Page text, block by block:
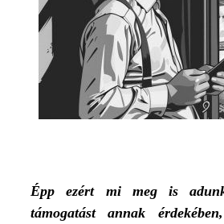
Épp ezért mi meg is
támogatást annak